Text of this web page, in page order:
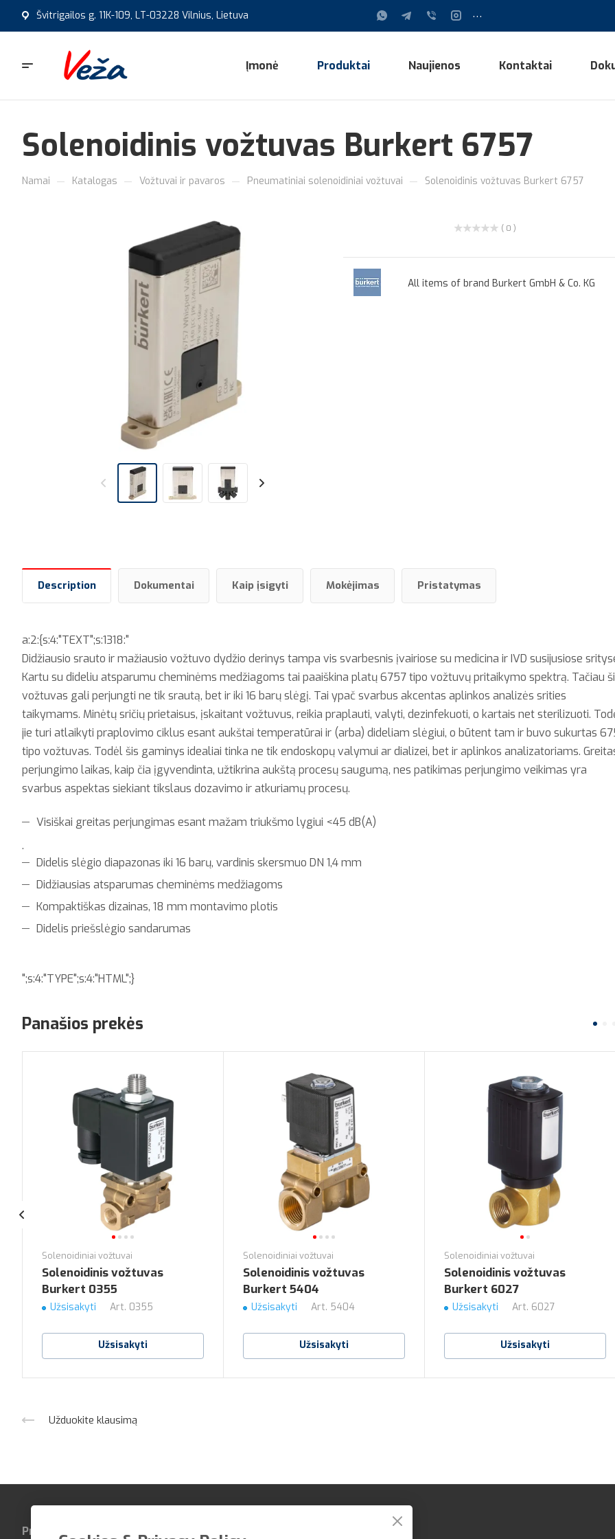
Švitrigailos g. 11K-109, LT-03228 Vilnius, Lietuva ...
Įmonė Produktai Naujienos Kontaktai
Solenoidinis vožtuvas Burkert 6757
Namai — Katalogas — Vožtuvai ir pavaros — Pneumatiniai solenoidiniai vožtuvai — Solenoidinis vožtuvas Burkert 6757
( 0 )
All items of brand Burkert GmbH & Co. KG
Description Dokumentai Kaip įsigyti Mokėjimas Pristatymas
a:2:{s:4:"TEXT";s:1318:"
Didžiausio srauto ir mažiausio vožtuvo dydžio derinys tampa vis svarbesnis įvairiose su medicina ir IVD susijusiose
Kartu su dideliu atsparumu cheminėms medžiagoms tai paaiškina platų 6757 tipo vožtuvų pritaikymo spektrą. Tačiau
vožtuvas gali perjungti ne tik srautą, bet ir iki 16 barų slėgį. Tai ypač svarbus akcentas aplinkos analizės srities
taikymams. Minėtų sričių prietaisus, įskaitant vožtuvus, reikia praplauti, valyti, dezinfekuoti, o kartais net sterilizuoti.
jie turi atlaikyti praplovimo ciklus esant aukštai temperatūrai ir (arba) dideliam slėgiui, o būtent tam ir buvo sukurtas
tipo vožtuvas. Todėl šis gaminys idealiai tinka ne tik endoskopų valymui ar dializei, bet ir aplinkos analizatoriams.
perjungimo laikas, kaip čia įgyvendinta, užtikrina aukštą procesų saugumą, nes patikimas perjungimo veikimas yra
svarbus aspektas siekiant tikslaus dozavimo ir atkuriamų procesų.
Visiškai greitas perjungimas esant mažam triukšmo lygiui <45 dB(A)
.
Didelis slėgio diapazonas iki 16 barų, vardinis skersmuo DN 1,4 mm
Didžiausias atsparumas cheminėms medžiagoms
Kompaktiškas dizainas, 18 mm montavimo plotis
Didelis priešslėgio sandarumas
";s:4:"TYPE";s:4:"HTML";}
Panašios prekės
Solenoidiniai vožtuvai
Solenoidinis vožtuvas
Burkert 0355
Užsisakyti Art. 0355
Užsisakyti
Solenoidiniai vožtuvai
Solenoidinis vožtuvas
Burkert 5404
Užsisakyti Art. 5404
Užsisakyti
Solenoidiniai vožtuvai
Solenoidinis vožtuvas
Burkert 6027
Užsisakyti Art. 6027
Užsisakyti
Užduokite klausimą
Produktai